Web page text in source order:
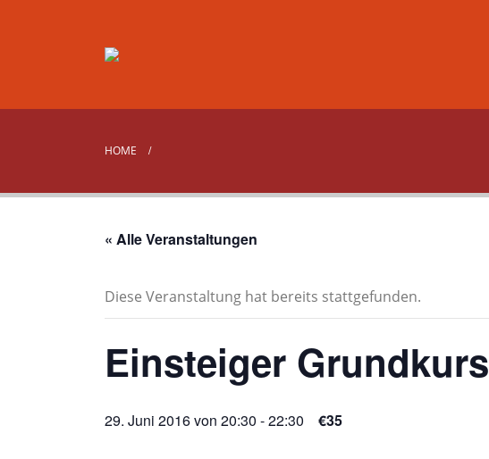
HOME
« Alle Veranstaltungen
Diese Veranstaltung hat bereits stattgefunden.
Einsteiger Grundkurs
29. Juni 2016 von 20:30 -22:30 €35